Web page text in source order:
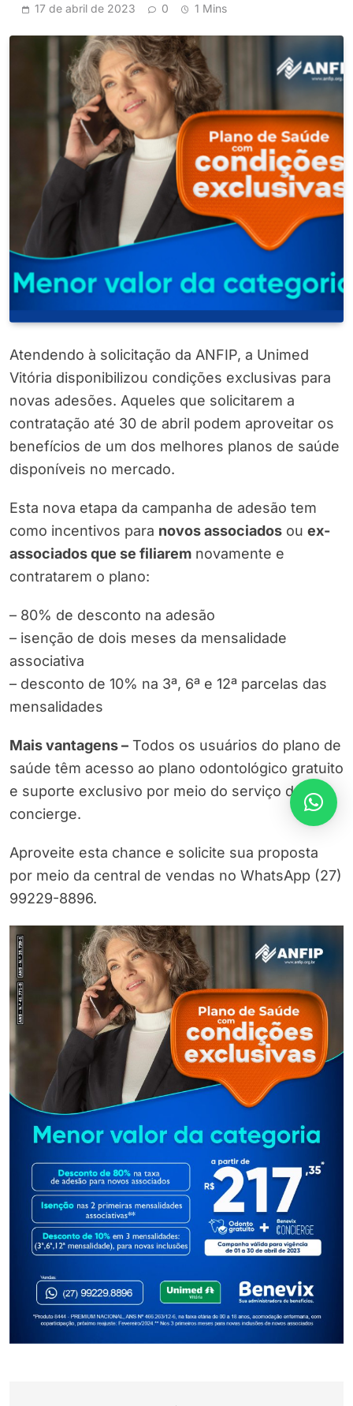
17 de abril de 2023 0 1 Mins
Atendendo à solicitação da ANFIP, a Unimed
Vitória disponibilizou condições exclusivas para
novas adesões. Aqueles que solicitarem a
contratação até 30 de abril podem aproveitar os
benefícios de um dos melhores planos de saúde
disponíveis no mercado.
Esta nova etapa da campanha de adesão tem
como incentivos para novos associados ou ex-
associados que se filiarem novamente e
contratarem o plano:
– 80% de desconto na adesão
– isenção de dois meses da mensalidade
associativa
– desconto de 10% na 3ª, 6ª e 12ª parcelas das
mensalidades
Mais vantagens – Todos os usuários do plano de
saúde têm acesso ao plano odontológico gratuito
e suporte exclusivo por meio do serviço de
concierge.
Aproveite esta chance e solicite sua proposta
por meio da central de vendas no WhatsApp (27)
99229-8896.